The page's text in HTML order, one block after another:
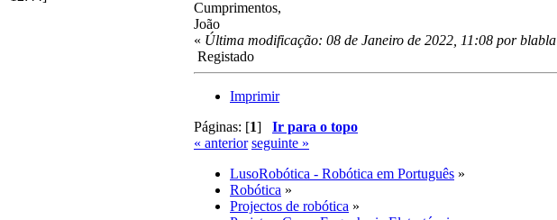
Cumprimentos,
João
« Última modificação: 08 de Janeiro de 2022, 11:08 por blabla
Registado
Imprimir
Páginas: [1] Ir para o topo
« anterior seguinte »
LusoRobótica - Robótica em Português »
Robótica »
Projectos de robótica »